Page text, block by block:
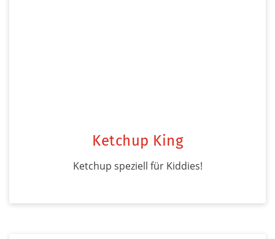
Ketchup King
Ketchup speziell für Kiddies!